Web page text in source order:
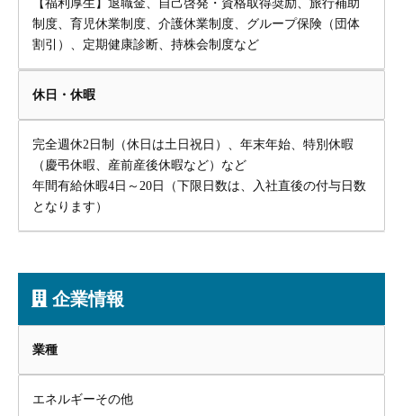
【福利厚生】退職金、自己啓発・資格取得奨励、旅行補助
制度、育児休業制度、介護休業制度、グループ保険（団体
割引）、定期健康診断、持株会制度など
休日・休暇
完全週休2日制（休日は土日祝日）、年末年始、特別休暇
（慶弔休暇、産前産後休暇など）など
年間有給休暇4日～20日（下限日数は、入社直後の付与日数
となります）
企業情報
業種
エネルギーその他